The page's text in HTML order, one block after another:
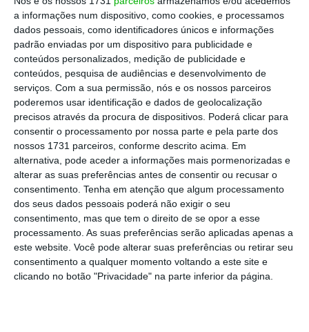
a informações num dispositivo, como cookies, e processamos
dados pessoais, como identificadores únicos e informações
padrão enviadas por um dispositivo para publicidade e
conteúdos personalizados, medição de publicidade e
conteúdos, pesquisa de audiências e desenvolvimento de
serviços. Com a sua permissão, nós e os nossos parceiros
poderemos usar identificação e dados de geolocalização
precisos através da procura de dispositivos. Poderá clicar para
consentir o processamento por nossa parte e pela parte dos
nossos 1731 parceiros, conforme descrito acima. Em
alternativa, pode aceder a informações mais pormenorizadas e
alterar as suas preferências antes de consentir ou recusar o
consentimento. Tenha em atenção que algum processamento
dos seus dados pessoais poderá não exigir o seu
consentimento, mas que tem o direito de se opor a esse
processamento. As suas preferências serão aplicadas apenas a
este website. Você pode alterar suas preferências ou retirar seu
consentimento a qualquer momento voltando a este site e
clicando no botão "Privacidade" na parte inferior da página.
O temporal de terça-feira da semana
passada deixou milhares de carros
amontoados em estradas, ruas e parques de
estacionamento das cidades da região de
Valência, muitas vezes empilhados uns nos
outros em verdadeiras montanhas de
veículos, naquilo que é já uma das imagens
mais associadas a estas inundações.